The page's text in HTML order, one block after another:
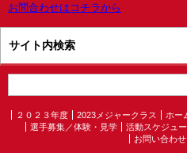
お問合わせはコチラから
サイト内検索
２０２３年度 2023メジャークラス ホー
選手募集／体験・見学
活動スケジュ
お問い合わせ